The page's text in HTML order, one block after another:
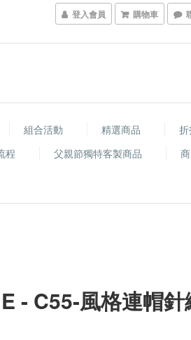
登入會員 購物車
組合活動 精選商品
程 父親節獨特客製商品
- C55-風格連帽針